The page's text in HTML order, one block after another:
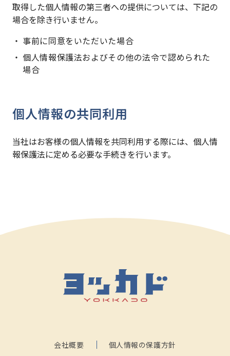
取得した個人情報の第三者への提供については、下記の
場合を除き行いません。
事前に同意をいただいた場合
個人情報保護法およびその他の法令で認められた
場合
個人情報の共同利用
当社はお客様の個人情報を共同利用する際には、個人情
報保護法に定める必要な手続きを行います。
会社概要 個人情報の保護方針